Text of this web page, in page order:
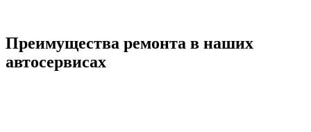
Преимущества ремонта в наших
автосервисах